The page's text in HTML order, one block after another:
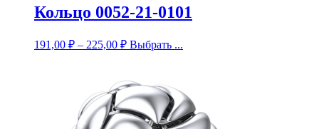
Кольцо 0052-21-0101
191,00 ₽ – 225,00 ₽ Выбрать ...